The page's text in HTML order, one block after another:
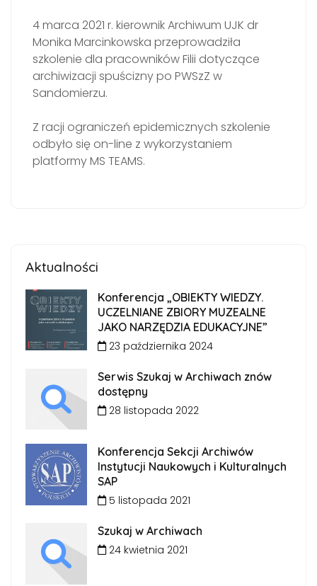
4 marca 2021 r. kierownik Archiwum UJK dr
Monika Marcinkowska przeprowadziła
szkolenie dla pracowników Filii dotyczące
archiwizacji spuścizny po PWSzZ w
Sandomierzu.
Z racji ograniczeń epidemicznych szkolenie
odbyło się on-line z wykorzystaniem
platformy MS TEAMS.
Aktualności
Konferencja „OBIEKTY WIEDZY.
UCZELNIANE ZBIORY MUZEALNE
JAKO NARZĘDZIA EDUKACYJNE”
23 października 2024
Serwis Szukaj w Archiwach znów
dostępny
28 listopada 2022
Konferencja Sekcji Archiwów
Instytucji Naukowych i Kulturalnych
SAP
5 listopada 2021
Szukaj w Archiwach
24 kwietnia 2021